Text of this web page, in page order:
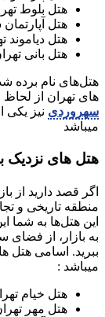
هتل بلوط
هتل
هتل دیاموند
هتل بانی
هتل‌های نام برده
های تهران از
سهروردی
میباشد
هتل‌ های نزدیک
اگر قصد دارید از
منطقه تاریخی و
این هتل‌ها به شما
به بازار، از
ببرید. اسامی هتل
میباشد :
هتل خیام
هتل مهر